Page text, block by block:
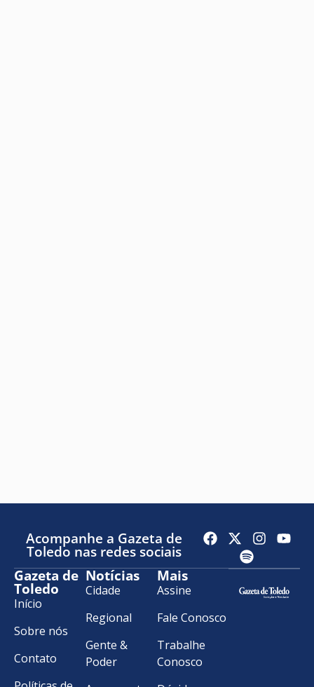
Acompanhe a Gazeta de
Toledo nas redes sociais
Gazeta de
Toledo
Início
Sobre nós
Contato
Notícias
Cidade
Regional
Gente &
Poder
Mais
Assine
Fale Conosco
Trabalhe
Conosco